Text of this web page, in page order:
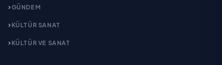
GÜNDEM
KÜLTÜR SANAT
KÜLTÜR VE SANAT